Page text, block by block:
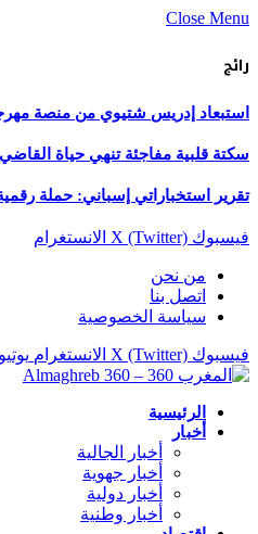
Close Menu
رائج
استبعاد إدريس شتيوي من منصة
سكتة قلبية مفاجئة تنهي حياة
تقرير استخباراتي إسباني: حملة
فيسبوك X (Twitter) الانستغرام
من نحن
اتصل بنا
سياسة الخصوصية
فيسبوك X (Twitter) الانستغرام
الرئيسية
أخبار
أخبار الجالية
أخبار جهوية
أخبار دولية
أخبار وطنية